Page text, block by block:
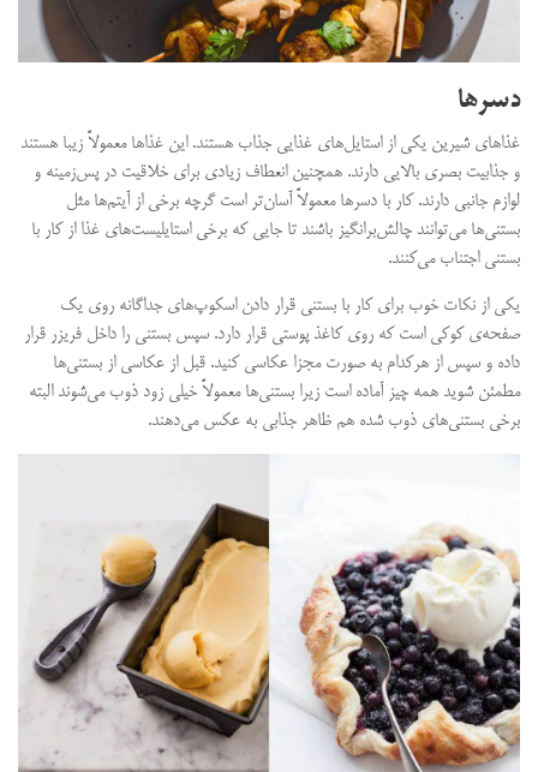
دسرها
غذاهای شیرین یکی از استایل‌های غذایی جذاب هستند. این غذاها معمولاً زیبا هستند
و جذابیت بصری بالایی دارند. همچنین انعطاف زیادی برای خلاقیت در پس‌زمینه و
لوازم جانبی دارند. کار با دسرها معمولاً آسان‌تر است گرچه برخی از آیتم‌ها مثل
بستنی‌ها می‌توانند چالش‌برانگیز باشند تا جایی که برخی استایلیست‌های غذا از کار با
بستنی اجتناب می‌کنند.
یکی از نکات خوب برای کار با بستنی قرار دادن اسکوپ‌های جداگانه روی یک
صفحه‌ی کوکی است که روی کاغذ پوستی قرار دارد. سپس بستنی را داخل فریزر قرار
داده و سپس از هرکدام به صورت مجزا عکاسی کنید. قبل از عکاسی از بستنی‌ها
مطمئن شوید همه چیز آماده است زیرا بستنی‌ها معمولاً خیلی زود ذوب می‌شوند البته
برخی بستنی‌های ذوب شده هم ظاهر جذابی به عکس می‌دهند.